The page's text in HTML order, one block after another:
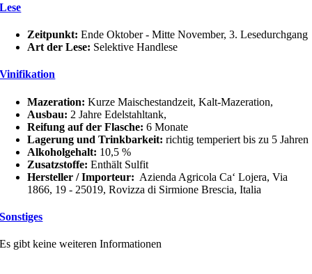
Lese
Zeitpunkt:Ende Oktober - Mitte November, 3. Lesedurchgang
Art der Lese: Selektive Handlese
Vinifikation
Mazeration:Kurze Maischestandzeit, Kalt-Mazeration,
Ausbau: 2 Jahre Edelstahltank,
Reifung auf der Flasche: 6 Monate
Lagerung und Trinkbarkeit: richtig temperiert bis zu 5 Jahren
Alkoholgehalt: 10,5 %
Zusatzstoffe:Enthält Sulfit
Hersteller / Importeur: Azienda Agricola Ca‘ Lojera, Via
1866, 19 - 25019, Rovizza di Sirmione Brescia, Italia
Sonstiges
Es gibt keine weiteren Informationen